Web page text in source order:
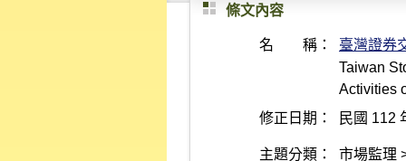
條文內容
名 稱：
臺灣證券
Taiwan
Activities
修正日期：
民國 112
主題分類： 市場監理